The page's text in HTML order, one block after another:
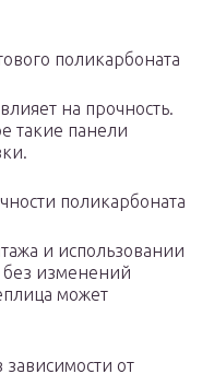
поликарбоната
на прочность.
такие панели
поликарбоната
и использовании
изменений
может
зависимости от